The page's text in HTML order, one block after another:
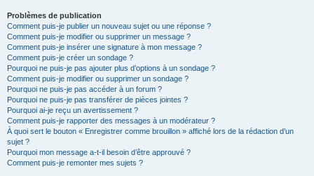
Problèmes de publication
Comment puis-je publier un nouveau sujet ou une réponse ?
Comment puis-je modifier ou supprimer un message ?
Comment puis-je insérer une signature à mon message ?
Comment puis-je créer un sondage ?
Pourquoi ne puis-je pas ajouter plus d’options à un sondage ?
Comment puis-je modifier ou supprimer un sondage ?
Pourquoi ne puis-je pas accéder à un forum ?
Pourquoi ne puis-je pas transférer de pièces jointes ?
Pourquoi ai-je reçu un avertissement ?
Comment puis-je rapporter des messages à un modérateur ?
À quoi sert le bouton « Enregistrer comme brouillon » affiché lors de la rédaction d’un
sujet ?
Pourquoi mon message a-t-il besoin d’être approuvé ?
Comment puis-je remonter mes sujets ?